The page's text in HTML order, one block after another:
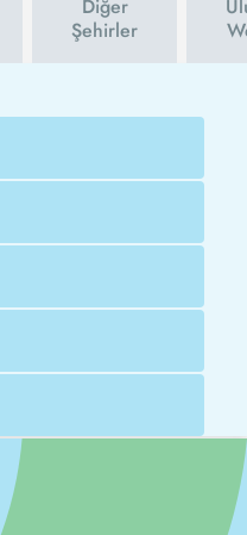
Diğer
Şehirler